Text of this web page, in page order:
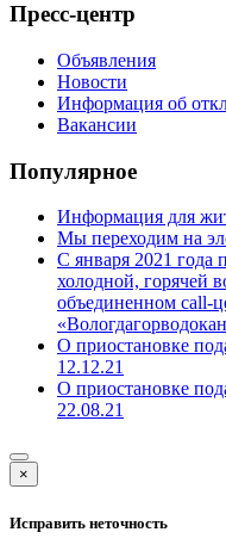
Пресс-центр
Объявления
Новости
Информация об
Вакансии
Популярное
Информация для
Мы переходим на
С января 2021 года
холодной, горячей
объединенном
О приостановке
12.12.21
О приостановке
22.08.21
×
Исправить неточность